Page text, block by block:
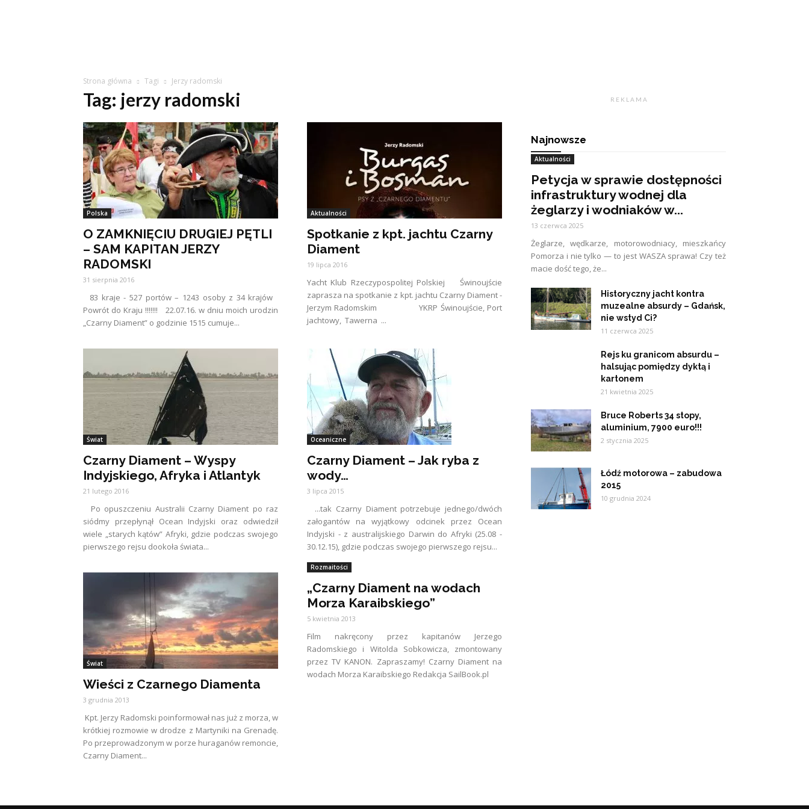
Strona główna Tagi Jerzy radomski
Tag: jerzy radomski
Polska
O ZAMKNIĘCIU DRUGIEJ PĘTLI
– SAM KAPITAN JERZY
RADOMSKI
31 sierpnia 2016
83 kraje - 527 portów – 1243 osoby z 34 krajów
Powrót do Kraju !!!!!!! 22.07.16. w dniu moich urodzin
„Czarny Diament” o godzinie 1515 cumuje...
Aktualności
Spotkanie z kpt. jachtu Czarny
Diament
19 lipca 2016
Yacht Klub Rzeczypospolitej Polskiej Świnoujście
zaprasza na spotkanie z kpt. jachtu Czarny Diament -
Jerzym Radomskim YKRP Świnoujście, Port
jachtowy, Tawerna ...
Świat
Czarny Diament – Wyspy
Indyjskiego, Afryka i Atlantyk
21 lutego 2016
Po opuszczeniu Australii Czarny Diament po raz
siódmy przepłynął Ocean Indyjski oraz odwiedził
wiele „starych kątów” Afryki, gdzie podczas swojego
pierwszego rejsu dookoła świata...
Oceaniczne
Czarny Diament – Jak ryba z
wody…
3 lipca 2015
...tak Czarny Diament potrzebuje jednego/dwóch
załogantów na wyjątkowy odcinek przez Ocean
Indyjski - z australijskiego Darwin do Afryki (25.08 -
30.12.15), gdzie podczas swojego pierwszego rejsu...
Świat
Wieści z Czarnego Diamenta
3 grudnia 2013
Kpt. Jerzy Radomski poinformował nas już z morza, w
krótkiej rozmowie w drodze z Martyniki na Grenadę.
Po przeprowadzonym w porze huraganów remoncie,
Czarny Diament...
Rozmaitości
„Czarny Diament na wodach
Morza Karaibskiego”
5 kwietnia 2013
Film nakręcony przez kapitanów Jerzego
Radomskiego i Witolda Sobkowicza, zmontowany
przez TV KANON. Zapraszamy! Czarny Diament na
wodach Morza Karaibskiego Redakcja SailBook.pl
R E K L A M A
Najnowsze
Aktualności
Petycja w sprawie dostępności
infrastruktury wodnej dla
żeglarzy i wodniaków w...
13 czerwca 2025
Żeglarze, wędkarze, motorowodniacy, mieszkańcy
Pomorza i nie tylko — to jest WASZA sprawa! Czy też
macie dość tego, że...
Historyczny jacht kontra
muzealne absurdy – Gdańsk,
nie wstyd Ci?
11 czerwca 2025
Rejs ku granicom absurdu –
halsując pomiędzy dyktą i
kartonem
21 kwietnia 2025
Bruce Roberts 34 stopy,
aluminium, 7900 euro!!!
2 stycznia 2025
Łódź motorowa – zabudowa
2015
10 grudnia 2024